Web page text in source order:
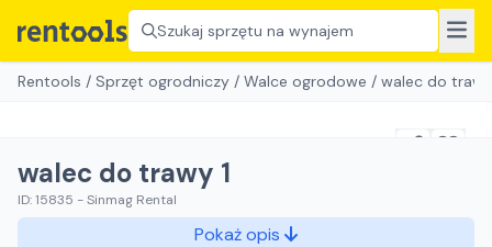
Szukaj sprzętu na wynajem
Rentools / Sprzęt ogrodniczy / Walce ogrodowe / walec do trawy
walec do trawy 1
ID:15835 -Sinmag Rental
Pokaż opis